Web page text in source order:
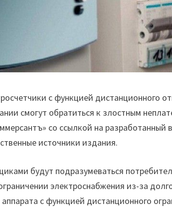
с функцией дистанционного
смогут обратиться к злостным
со ссылкой на разработанный
источники издания.
будут подразумеваться
электроснабжения из-за
с функцией дистанционного